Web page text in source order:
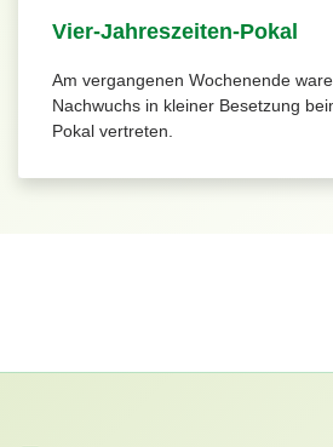
Vier-Jahreszeiten-Pokal
Am vergangenen Wochenende
Nachwuchs in kleiner Besetzung
Pokal vertreten.